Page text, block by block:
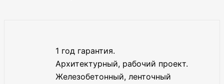
1 год гарантия.
Архитектурный, рабочий проект.
Железобетонный, ленточный